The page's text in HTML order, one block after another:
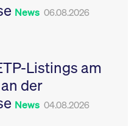
News 06.08.2026
Listings am
der
News 04.08.2026